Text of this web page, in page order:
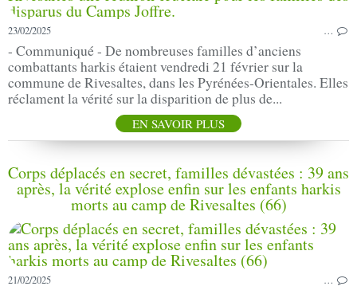
23/02/2025 …
- Communiqué - De nombreuses familles d’anciens
combattants harkis étaient vendredi 21 février sur la
commune de Rivesaltes, dans les Pyrénées-Orientales. Elles
réclament la vérité sur la disparition de plus de...
EN SAVOIR PLUS
Corps déplacés en secret, familles dévastées : 39 ans
après, la vérité explose enfin sur les enfants harkis
morts au camp de Rivesaltes (66)
21/02/2025 …